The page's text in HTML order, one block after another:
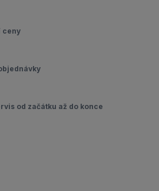
ceny
od začátku až do konce